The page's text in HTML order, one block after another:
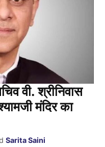
वी. श्रीनिवास
मंदिर का
Sarita Saini